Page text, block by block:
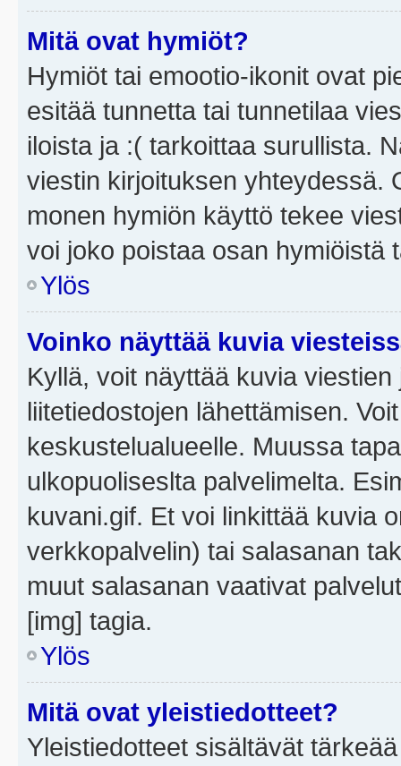
Mitä ovat hymiöt?
Hymiöt tai emootio-ikonit ovat
esitää tunnetta tai tunnetilaa
iloista ja :( tarkoittaa surullista.
viestin kirjoituksen yhteydessä.
monen hymiön käyttö tekee
voi joko poistaa osan hymiöistä
Ylös
Voinko näyttää kuvia
Kyllä, voit näyttää kuvia
liitetiedostojen lähettämisen.
keskustelualueelle. Muussa
ulkopuoliseslta palvelimelta.
kuvani.gif. Et voi linkittää kuvia
verkkopalvelin) tai salasanan
muut salasanan vaativat
[img] tagia.
Ylös
Mitä ovat yleistiedotteet?
Yleistiedotteet sisältävät